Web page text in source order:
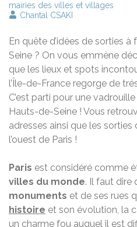
mairies des villes et villages
Chantal CSAKI
En quête d’idées de sorties
Seine ? On vous emmène
que les lieux et spots
l’Île-de-France regorge de
C’est parti pour une
Hauts-de-Seine ! Vous
adresses ainsi que les
l’ouest de Paris !
Paris est considéré comme
villes du monde. Il faut dire
monuments et de ses rues
histoire et son évolution, la
un charme fou auquel il est